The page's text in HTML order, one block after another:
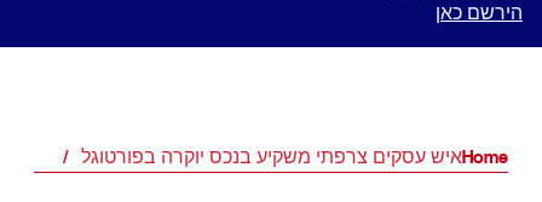
הירשם כאן
Homeאיש עסקים צרפתי משקיע בנכס יוקרה בפורטוגל